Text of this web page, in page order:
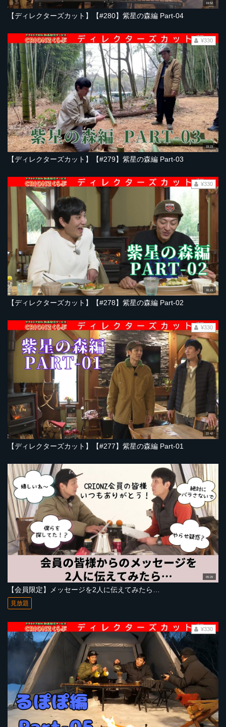
19:52
【ディレクターズカット】【#280】紫星の森編 Part-04
33:23
【ディレクターズカット】【#279】紫星の森編 Part-03
¥330
20:23
【ディレクターズカット】【#278】紫星の森編 Part-02
¥330
22:42
【ディレクターズカット】【#277】紫星の森編 Part-01
¥330
05:29
【会員限定】メッセージを2人に伝えてみたら…
見放題
¥330